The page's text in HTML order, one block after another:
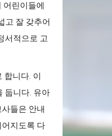
어린이들에
고 잘 갖추어
서적으로 고
합니다. 이
둡니다. 유아
들은 안내
지도록 다